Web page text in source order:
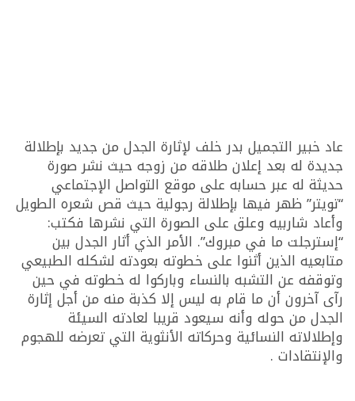
عاد خبير التجميل بدر خلف لإثارة الجدل من جديد بإطلالة
جديدة له بعد إعلان طلاقه من زوجه حيث نشر صورة
حديثة له عبر حسابه على موقع التواصل الإجتماعي
“تويتر” ظهر فيها بإطلالة رجولية حيث قص شعره الطويل
وأعاد شاربيه وعلق على الصورة التي نشرها فكتب:
“إسترجلت ما في مبروك”. الأمر الذي أثار الجدل بين
متابعيه الذين أثنوا على خطوته بعودته لشكله الطبيعي
وتوقفه عن التشبه بالنساء وباركوا له خطوته في حين
رآى آخرون أن ما قام به ليس إلا كذبة منه من أجل إثارة
الجدل من حوله وأنه سيعود قريبا لعادته السيئة
وإطلالاته النسائية وحركاته الأنثوية التي تعرضه للهجوم
والإنتقادات .